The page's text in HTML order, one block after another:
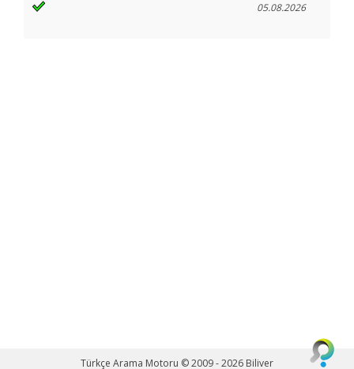
05.08.2026
Türkçe Arama Motoru © 2009 - 2026 Biliver